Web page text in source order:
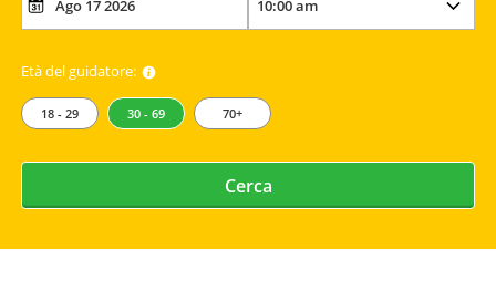
Età del guidatore:
18 - 29 30 - 69 70+
Cerca